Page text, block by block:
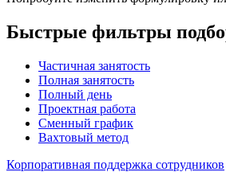
Быстрые фильтры
Частичная занятость
Полная занятость
Полный день
Проектная работа
Сменный график
Вахтовый метод
Корпоративная поддержка сотрудников